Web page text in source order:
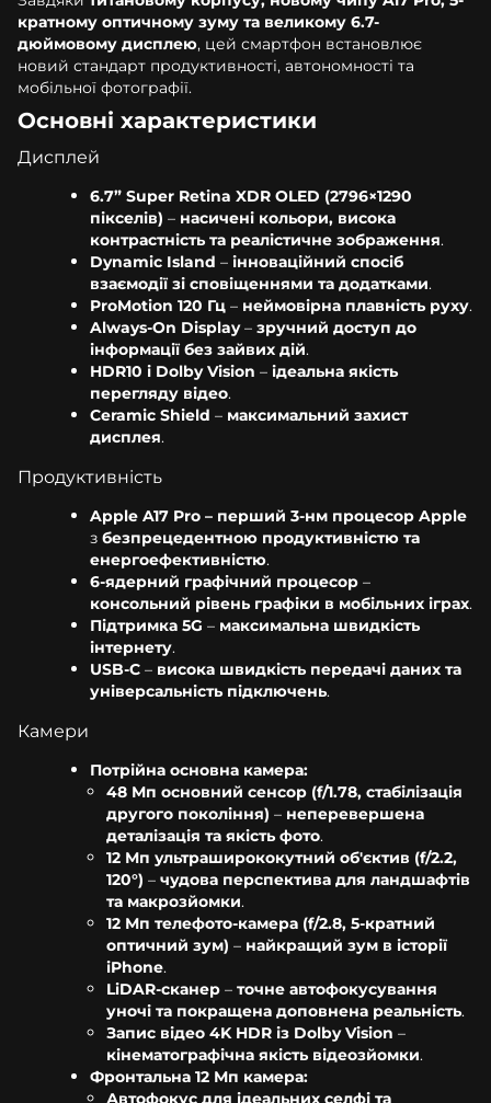
кратному оптичному зуму та великому 6.7-
дюймовому дисплею, цей смартфон встановлює
новий стандарт продуктивності, автономності та
мобільної фотографії.
Основні характеристики
Дисплей
6.7” Super Retina XDR OLED (2796×1290
пікселів) – насичені кольори, висока
контрастність та реалістичне зображення.
Dynamic Island – інноваційний спосіб
взаємодії зі сповіщеннями та додатками.
ProMotion 120 Гц – неймовірна плавність руху.
Always-On Display– зручний доступ до
інформації без зайвих дій.
HDR10 і Dolby Vision – ідеальна якість
перегляду відео.
Ceramic Shield – максимальний захист
дисплея.
Продуктивність
Apple A17 Pro – перший 3-нм процесор Apple
з безпрецедентною продуктивністю та
енергоефективністю.
6-ядерний графічний процесор –
консольний рівень графіки в мобільних іграх.
Підтримка 5G – максимальна швидкість
інтернету.
USB-C – висока швидкість передачі даних та
універсальність підключень.
Камери
Потрійна основна камера:
48 Мп основний сенсор (f/1.78, стабілізація
другого покоління) – неперевершена
деталізація та якість фото.
12 Мп ультраширококутний об'єктив (f/2.2,
120°) – чудова перспектива для ландшафтів
та макрозйомки.
12 Мп телефото-камера (f/2.8, 5-кратний
оптичний зум) – найкращий зум в історії
iPhone.
LiDAR-сканер – точне автофокусування
уночі та покращена доповнена реальність.
Запис відео 4K HDR із Dolby Vision –
кінематографічна якість відеозйомки.
Фронтальна 12 Мп камера:
Автофокус для ідеальних селфі та